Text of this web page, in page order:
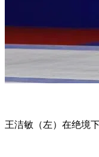
王洁敏（左）在绝境